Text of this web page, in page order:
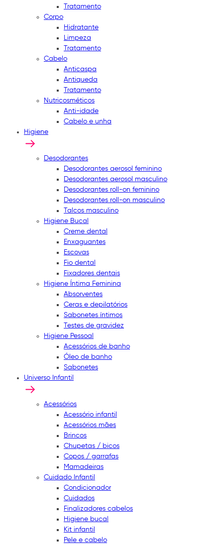
Tratamento
Corpo
Hidratante
Limpeza
Tratamento
Cabelo
Anticaspa
Antiqueda
Tratamento
Nutricosméticos
Anti-idade
Cabelo e unha
Higiene
Desodorantes
Desodorantes aerosol feminino
Desodorantes aerosol masculino
Desodorantes roll-on feminino
Desodorantes roll-on masculino
Talcos masculino
Higiene Bucal
Creme dental
Enxaguantes
Escovas
Fio dental
Fixadores dentais
Higiene Íntima Feminina
Absorventes
Ceras e depilatórios
Sabonetes íntimos
Testes de gravidez
Higiene Pessoal
Acessórios de banho
Óleo de banho
Sabonetes
Universo Infantil
Acessórios
Acessório infantil
Acessórios mães
Brincos
Chupetas / bicos
Copos / garrafas
Mamadeiras
Cuidado Infantil
Condicionador
Cuidados
Finalizadores cabelos
Higiene bucal
Kit infantil
Pele e cabelo